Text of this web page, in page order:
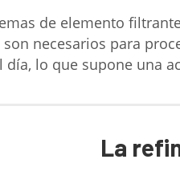
de elemento
necesarios para
día, lo que supone una
La